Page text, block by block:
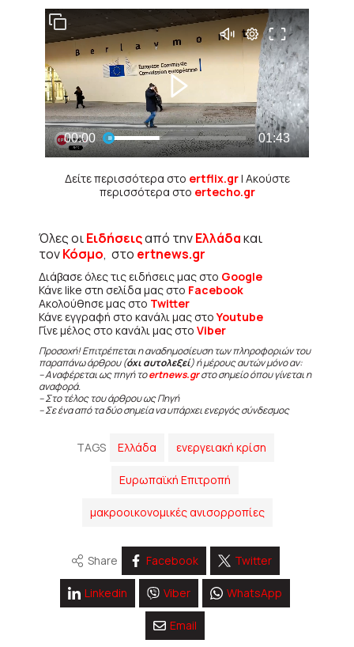
Δείτε περισσότερα στο ertflix.gr| Ακούστε
περισσότερα στο ertecho.gr
Όλες οιΕιδήσειςαπό τηνΕλλάδακαι
τονΚόσμο, στο ertnews.gr
Διάβασε όλες τις ειδήσεις μας στο Google
Κάνε like στη σελίδα μας στο Facebook
Ακολούθησε μας στο Twitter
Κάνε εγγραφή στο κανάλι μας στοYoutube
Γίνε μέλος στο κανάλι μας στο Viber
Προσοχή! Επιτρέπεται η αναδημοσίευση των πληροφοριών του
παραπάνω άρθρου (όχι αυτολεξεί) ή μέρους αυτών μόνο αν:
– Αναφέρεται ως πηγή τοertnews.grστο σημείο όπου γίνεται η
αναφορά.
– Στο τέλος του άρθρου ως Πηγή
– Σε ένα από τα δύο σημεία να υπάρχει ενεργός σύνδεσμος
TAGS Ελλάδα ενεργειακή κρίση
Ευρωπαϊκή Επιτροπή
μακροοικονομικές ανισορροπίες
Share Facebook Twitter
Linkedin Viber WhatsApp
Email